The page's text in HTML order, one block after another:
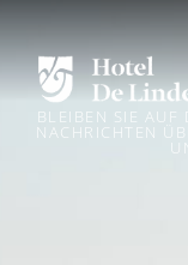
BLEIBEN SIE AUF
NACHRICHTEN